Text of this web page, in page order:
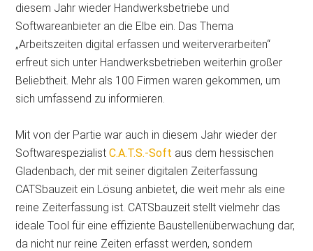
diesem Jahr wieder Handwerksbetriebe und
Softwareanbieter an die Elbe ein. Das Thema
„Arbeitszeiten digital erfassen und weiterverarbeiten“
erfreut sich unter Handwerksbetrieben weiterhin großer
Beliebtheit. Mehr als 100 Firmen waren gekommen, um
sich umfassend zu informieren.
Mit von der Partie war auch in diesem Jahr wieder der
SoftwarespezialistC.A.T.S.-Soft aus dem hessischen
Gladenbach, der mit seiner digitalen Zeiterfassung
CATSbauzeit ein Lösung anbietet, die weit mehr als eine
reine Zeiterfassung ist. CATSbauzeit stellt vielmehr das
ideale Tool für eine effiziente Baustellenüberwachung dar,
da nicht nur reine Zeiten erfasst werden, sondern